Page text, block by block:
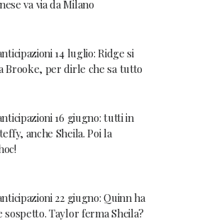
va via da Milano
14 luglio: Ridge si
Brooke, per dirle che sa tutto
16 giugno: tutti in
anche Sheila. Poi la
22 giugno: Quinn ha
Taylor ferma Sheila?